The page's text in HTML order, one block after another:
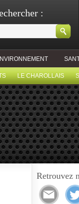
:
LE CHAROLLAIS
Retrouvez